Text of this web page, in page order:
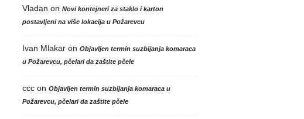
Vladan on Novi kontejneri za staklo i karton
postavljeni na više lokacija u Požarevcu
Ivan Mlakaron Objavljen termin suzbijanja komaraca
u Požarevcu, pčelari da zaštite pčele
cccon Objavljen termin suzbijanja komaraca u
Požarevcu, pčelari da zaštite pčele